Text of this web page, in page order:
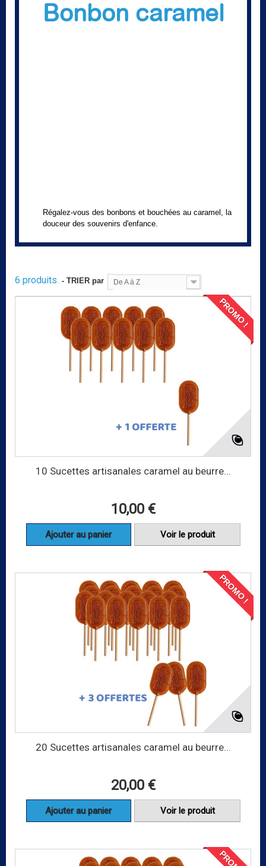
Bonbon caramel
Régalez-vous des bonbons et bouchées au caramel, la
douceur des souvenirs d'enfance.
6 produits. - TRIER par De A à Z
PROMO !
10 Sucettes artisanales caramel au beurre...
10,00 €
Ajouter au panier Voir le produit
PROMO !
20 Sucettes artisanales caramel au beurre...
20,00 €
Ajouter au panier Voir le produit